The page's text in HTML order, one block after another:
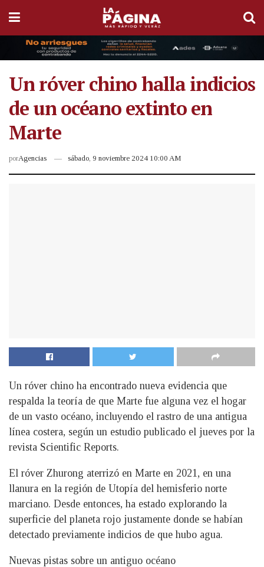
Un róver chino halla indicios
de un océano extinto en
Marte
porAgencias sábado, 9 noviembre 2024 10:00 AM
Un róver chino ha encontrado nueva evidencia que
respalda la teoría de que Marte fue alguna vez el hogar
de un vasto océano, incluyendo el rastro de una antigua
línea costera, según un estudio publicado el jueves por la
revista Scientific Reports.
El róver Zhurong aterrizó en Marte en 2021, en una
llanura en la región de Utopía del hemisferio norte
marciano. Desde entonces, ha estado explorando la
superficie del planeta rojo justamente donde se habían
detectado previamente indicios de que hubo agua.
Nuevas pistas sobre un antiguo océano